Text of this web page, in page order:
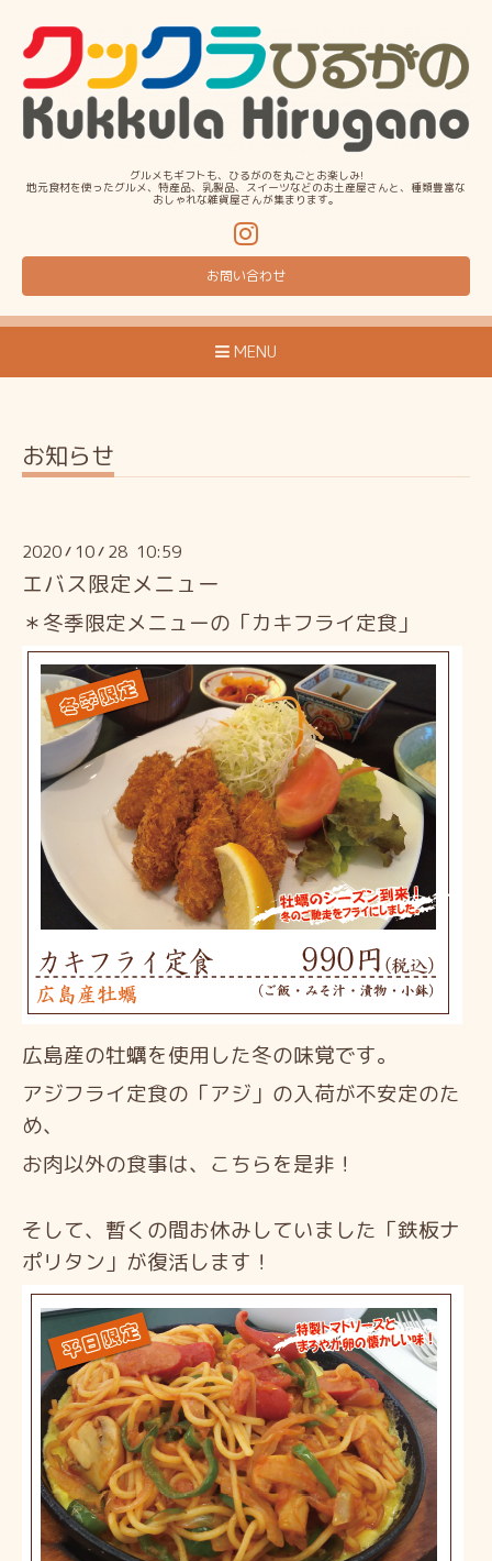
グルメもギフトも、ひるがのを丸ごとお楽しみ!
地元食材を使ったグルメ、特産品、乳製品、スイーツなどのお土産屋さんと、種類豊富な
おしゃれな雑貨屋さんが集まります。
お問い合わせ
MENU
お知らせ
2020/ 10/ 28 10:59
エバス限定メニュー
＊冬季限定メニューの「カキフライ定食」
広島産の牡蠣を使用した冬の味覚です。
アジフライ定食の「アジ」の入荷が不安定のた
め、
お肉以外の食事は、こちらを是非！
そして、暫くの間お休みしていました「鉄板ナ
ポリタン」が復活します！